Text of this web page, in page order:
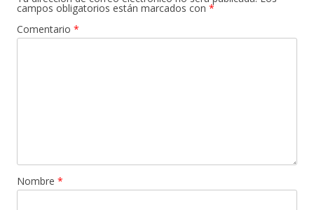
campos obligatorios están marcados con *
Comentario *
Nombre *